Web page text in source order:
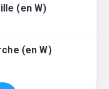
(en W)
(en W)